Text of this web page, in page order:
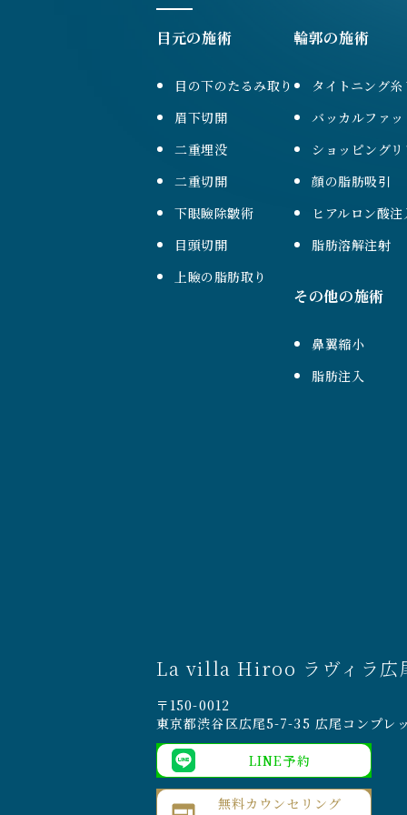
目元の施術
目の下のたるみ取り
眉下切開
二重埋没
二重切開
下眼瞼除皺術
目頭切開
上瞼の脂肪取り
輪郭の施術
タイトニング
バッカルファ
ショッピング
顔の脂肪吸引
ヒアルロン酸注
脂肪溶解注射
その他の施術
鼻翼縮小
脂肪注入
La villa Hiroo ラヴィラ広
〒150-0012
東京都渋谷区広尾5-7-35 広尾コンプレ
LINE予約
無料カウンセリング